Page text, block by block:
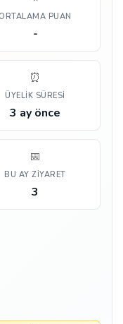
ORTALAMA PUAN
-
⏰
ÜYELIK SÜRESI
3 ay önce
📅
BU AY ZIYARET
3